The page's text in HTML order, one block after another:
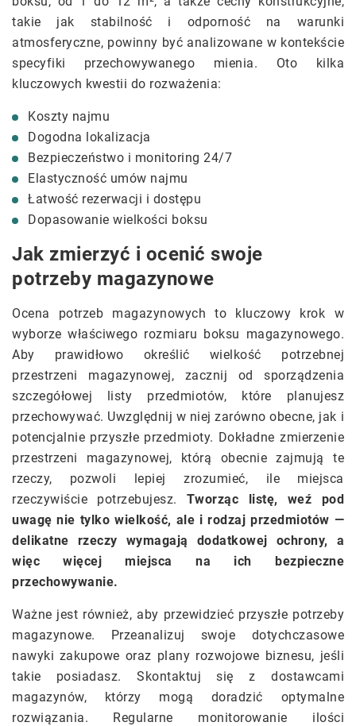
takie jak stabilność i odporność na warunki
atmosferyczne, powinny być analizowane w kontekście
specyfiki przechowywanego mienia. Oto kilka
kluczowych kwestii do rozważenia:
Koszty najmu
Dogodna lokalizacja
Bezpieczeństwo i monitoring 24/7
Elastyczność umów najmu
Łatwość rezerwacji i dostępu
Dopasowanie wielkości boksu
Jak zmierzyć i ocenić swoje
potrzeby magazynowe
Ocena potrzeb magazynowych to kluczowy krok w
wyborze właściwego rozmiaru boksu magazynowego.
Aby prawidłowo określić wielkość potrzebnej
przestrzeni magazynowej, zacznij od sporządzenia
szczegółowej listy przedmiotów, które planujesz
przechowywać. Uwzględnij w niej zarówno obecne, jak i
potencjalnie przyszłe przedmioty. Dokładne zmierzenie
przestrzeni magazynowej, którą obecnie zajmują te
rzeczy, pozwoli lepiej zrozumieć, ile miejsca
rzeczywiście potrzebujesz. Tworząc listę, weź pod
uwagę nie tylko wielkość, ale i rodzaj przedmiotów —
delikatne rzeczy wymagają dodatkowej ochrony, a
więc więcej miejsca na ich bezpieczne
przechowywanie.
Ważne jest również, aby przewidzieć przyszłe potrzeby
magazynowe. Przeanalizuj swoje dotychczasowe
nawyki zakupowe oraz plany rozwojowe biznesu, jeśli
takie posiadasz. Skontaktuj się z dostawcami
magazynów, którzy mogą doradzić optymalne
rozwiązania. Regularne monitorowanie ilości